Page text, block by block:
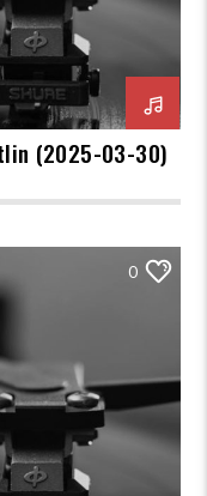
(2025-03-30)
0